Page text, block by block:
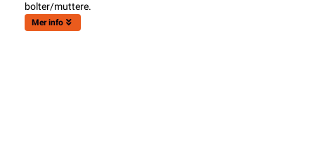
bolter/muttere.
Mer info